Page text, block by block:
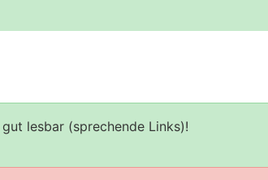
lesbar (sprechende Links)!